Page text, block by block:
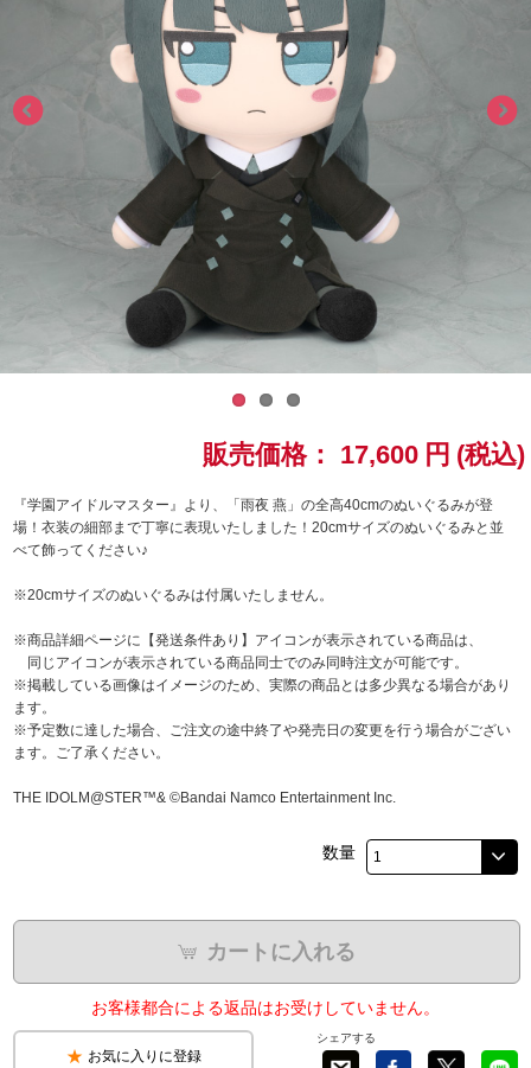
プレミアム会員とは
太鼓の達人
パックマン
ナムコクラシック
スサノオマジック
ラブライブ！シリーズ
ラブライブ！
ラブライブ！虹ヶ咲学園スクールアイドル同好会
ラブライブ！スーパースター!!
販売価格： 17,600 円 (税込)
『学園アイドルマスター』より、「雨夜 燕」の全高40cmのぬいぐるみが登
場！衣装の細部まで丁寧に表現いたしました！20cmサイズのぬいぐるみと並
べて飾ってください♪
※20cmサイズのぬいぐるみは付属いたしません。
※商品詳細ページに【発送条件あり】アイコンが表示されている商品は、
同じアイコンが表示されている商品同士でのみ同時注文が可能です。
※掲載している画像はイメージのため、実際の商品とは多少異なる場合があり
ます。
※予定数に達した場合、ご注文の途中終了や発売日の変更を行う場合がござい
ます。ご了承ください。
THE IDOLM@STER™& ©Bandai Namco Entertainment Inc.
数量
カートに入れる
お客様都合による返品はお受けしていません。
お気に入りに登録
シェアする